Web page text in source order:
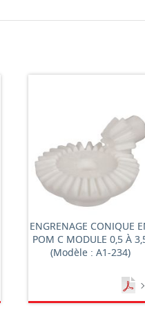
ENGRENAGE CONIQUE
POM C MODULE 0,5 À
(Modèle : A1-234)